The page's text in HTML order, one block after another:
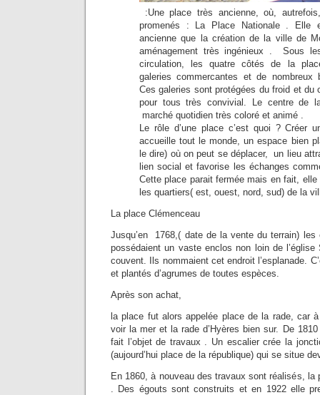
:Une place très ancienne, où,
promenés : La Place Nationale . Elle
ancienne que la création de la ville de
aménagement très ingénieux . Sous
circulation, les quatre côtés de la
galeries commercantes et de nombreux
Ces galeries sont protégées du froid et du
pour tous très convivial. Le centre de
marché quotidien très coloré et animé .
Le rôle d’une place c’est quoi ? Créer
accueille tout le monde, un espace bien
le dire) où on peut se déplacer, un lieu
lien social et favorise les échanges
Cette place parait fermée mais en fait,
les quartiers( est, ouest, nord, sud) de la
La place Clémenceau
Jusqu’en 1768,( date de la vente du terrain) les
possédaient un vaste enclos non loin de
couvent. Ils nommaient cet endroit l’esplanade.
et plantés d’agrumes de toutes espèces.
Après son achat,
la place fut alors appelée place de la rade, car
voir la mer et la rade d’Hyères bien sur. De
fait l’objet de travaux . Un escalier crée la
(aujourd’hui place de la république) qui se situe
En 1860, à nouveau des travaux sont réalisés, la
. Des égouts sont construits et en 1922 elle